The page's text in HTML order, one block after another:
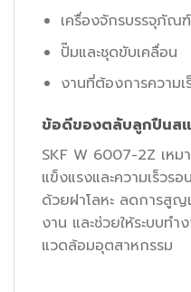
เครื่องจักรบรรจุภัณฑ์
ปั๊มและชุดขับเคลื่อน
งานที่ต้องการความเ
ข้อดีของตลับลูกปืนสแ
SKF W 6007-2Z เหม
แข็งแรงและความเร็ว
ด้วยฝาโลหะ ลดการสูญ
งาน และช่วยให้ระบบท
แวดล้อมอุตสาหกรรม